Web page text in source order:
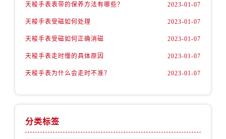
天梭手表表带的保养方法有哪些？ 2023-01-07
天梭手表受磁如何处理 2023-01-07
天梭手表受磁如何正确消磁 2023-01-07
天梭手表走时慢的具体原因 2023-01-07
天梭手表为什么会走时不准？ 2023-01-07
分类标签